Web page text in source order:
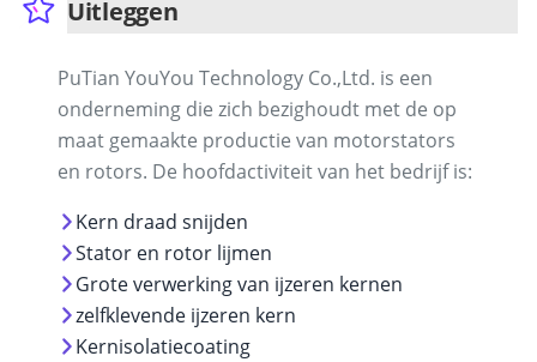
Uitleggen
PuTian YouYou Technology Co.,Ltd. is een
onderneming die zich bezighoudt met de op
maat gemaakte productie van motorstators
en rotors. De hoofdactiviteit van het bedrijf is:
Kern draad snijden
Stator en rotor lijmen
Grote verwerking van ijzeren kernen
zelfklevende ijzeren kern
Kernisolatiecoating